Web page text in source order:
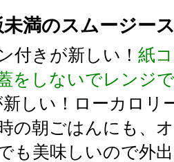
満のスムージー
付きが新しい！ 紙
をしないでレンジ
しい！ローカロリ
の朝ごはんにも、
も美味しいので外